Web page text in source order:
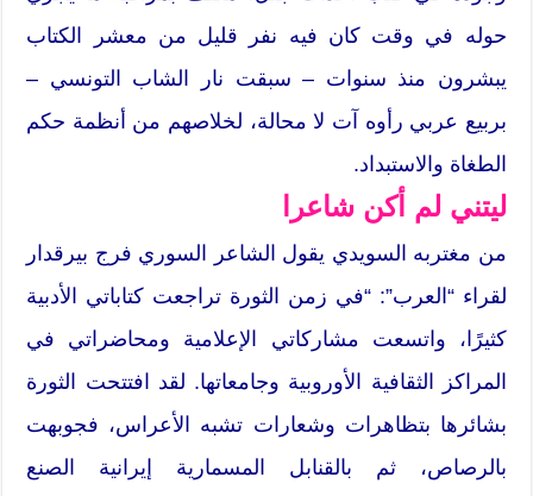
حوله في وقت كان فيه نفر قليل من معشر الكتاب
يبشرون منذ سنوات – سبقت نار الشاب التونسي –
بربيع عربي رأوه آت لا محالة، لخلاصهم من أنظمة حكم
الطغاة والاستبداد.
ليتني لم أكن شاعرا
من مغتربه السويدي يقول الشاعر السوري فرج بيرقدار
لقراء “العرب”: “في زمن الثورة تراجعت كتاباتي الأدبية
كثيرًا، واتسعت مشاركاتي الإعلامية ومحاضراتي في
المراكز الثقافية الأوروبية وجامعاتها. لقد افتتحت الثورة
بشائرها بتظاهرات وشعارات تشبه الأعراس، فجوبهت
بالرصاص، ثم بالقنابل المسمارية إيرانية الصنع